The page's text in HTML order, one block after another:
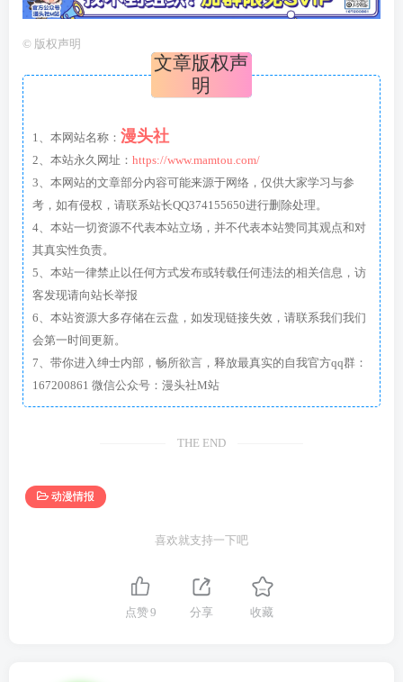
© 版权声明
文章版权声
明
1、本网站名称： 漫头社
2、本站永久网址： https://www.mamtou.com/
3、本网站的文章部分内容可能来源于网络，仅供大家学习与参
考，如有侵权，请联系站长QQ374155650进行删除处理。
4、本站一切资源不代表本站立场，并不代表本站赞同其观点和对
其真实性负责。
5、本站一律禁止以任何方式发布或转载任何违法的相关信息，访
客发现请向站长举报
6、本站资源大多存储在云盘，如发现链接失效，请联系我们我们
会第一时间更新。
7、带你进入绅士内部，畅所欲言，释放最真实的自我官方qq群：
167200861 微信公众号：漫头社M站
THE END
动漫情报
喜欢就支持一下吧
点赞9 分享 收藏